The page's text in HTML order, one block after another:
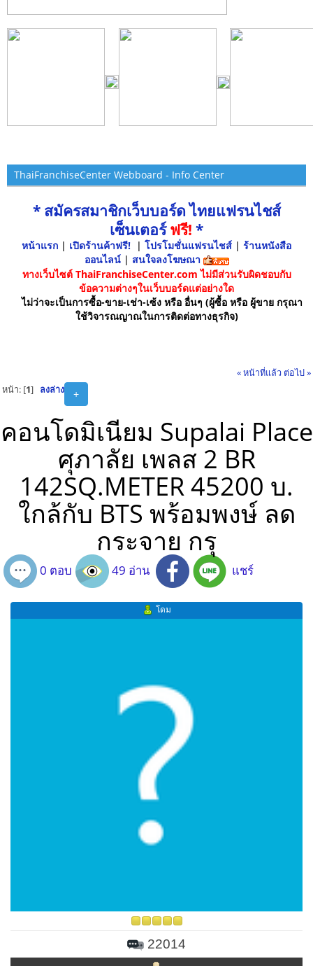
ThaiFranchiseCenter Webboard - Info Center
* สมัครสมาชิกเว็บบอร์ด ไทยแฟรนไชส์
เซ็นเตอร์ฟรี! *
หน้าแรก | เปิดร้านค้าฟรี! | โปรโมชั่นแฟรนไชส์ | ร้านหนังสือ
ออนไลน์ | สนใจลงโฆษณา
ทางเว็บไซต์ ThaiFranchiseCenter.com ไม่มีส่วนรับผิดชอบกับ
ข้อความต่างๆในเว็บบอร์ดแต่อย่างใด
ไม่ว่าจะเป็นการซื้อ-ขาย-เช่า-เซ้ง หรือ อื่นๆ (ผู้ซื้อ หรือ ผู้ขาย กรุณา
ใช้วิจารณญาณในการติดต่อทางธุรกิจ)
« หน้าที่แล้ว ต่อไป »
+
หน้า: [1] ลงล่าง
คอนโดมิเนียม Supalai Place
ศุภาลัย เพลส 2 BR
142SQ.METER 45200 บ.
ใกล้กับ BTS พร้อมพงษ์ ลด
กระจาย กรุ
0 ตอบ 49 อ่าน แชร์
โดม
22014